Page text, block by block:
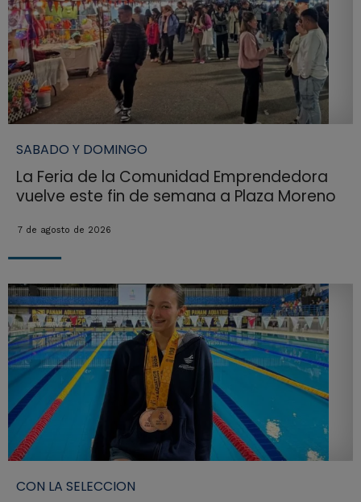
SABADO Y DOMINGO
La Feria de la Comunidad Emprendedora
vuelve este fin de semana a Plaza Moreno
7 de agosto de 2026
CON LA SELECCION